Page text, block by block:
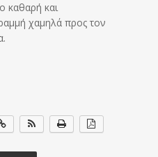
καθαρή και
χαμηλά προς τον